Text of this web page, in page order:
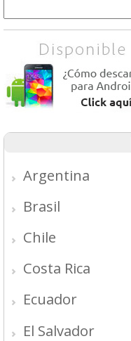
Argentina
Brasil
Chile
Costa Rica
Ecuador
El Salvador